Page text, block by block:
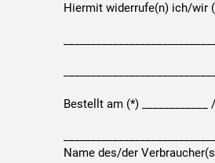
Hiermit widerrufe(n) ich/wir
Bestellt am (*) ____________
Name des/der